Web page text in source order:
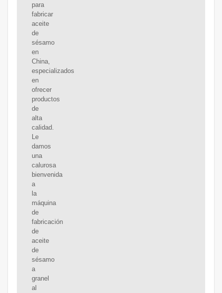
para
fabricar
aceite
de
sésamo
en
China,
especializados
en
ofrecer
productos
de
alta
calidad.
Le
damos
una
calurosa
bienvenida
a
la
máquina
de
fabricación
de
aceite
de
sésamo
a
granel
al